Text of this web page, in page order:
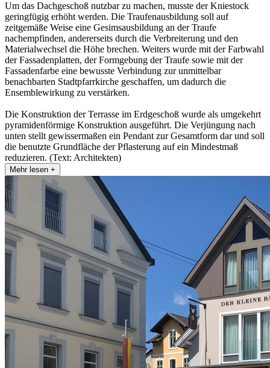
Um das Dachgeschoß nutzbar zu machen, musste der Kniestock
geringfügig erhöht werden. Die Traufenausbildung soll auf
zeitgemäße Weise eine Gesimsausbildung an der Traufe
nachempfinden, andererseits durch die Verbreiterung und den
Materialwechsel die Höhe brechen. Weiters wurde mit der Farbwahl
der Fassadenplatten, der Formgebung der Traufe sowie mit der
Fassadenfarbe eine bewusste Verbindung zur unmittelbar
benachbarten Stadtpfarrkirche geschaffen, um dadurch die
Ensemblewirkung zu verstärken.
Die Konstruktion der Terrasse im Erdgeschoß wurde als umgekehrt
pyramidenförmige Konstruktion ausgeführt. Die Verjüngung nach
unten stellt gewissermaßen ein Pendant zur Gesamtform dar und soll
die benutzte Grundfläche der Pflasterung auf ein Mindestmaß
reduzieren. (Text: Architekten)
Mehr lesen +